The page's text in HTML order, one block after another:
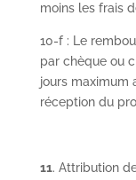
moins les frais
10-f : Le
par chèque ou
jours maximum
réception du
11. Attribution